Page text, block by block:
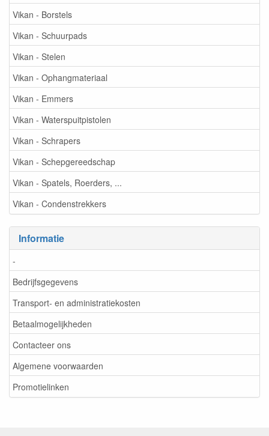
Vikan - Borstels
Vikan - Schuurpads
Vikan - Stelen
Vikan - Ophangmateriaal
Vikan - Emmers
Vikan - Waterspuitpistolen
Vikan - Schrapers
Vikan - Schepgereedschap
Vikan - Spatels, Roerders, ...
Vikan - Condenstrekkers
Informatie
-
Bedrijfsgegevens
Transport- en administratiekosten
Betaalmogelijkheden
Contacteer ons
Algemene voorwaarden
Promotielinken